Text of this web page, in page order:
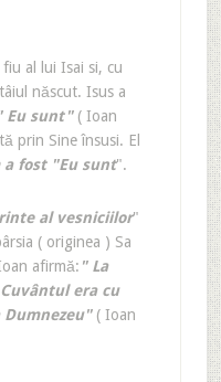
al lui Isai si, cu
născut. Isus a
Eu sunt"( Ioan
prin Sine însusi. El
fost "Eu sunt".
al vesniciilor"
( originea ) Sa
afirmă: " La
era cu
Dumnezeu"( Ioan